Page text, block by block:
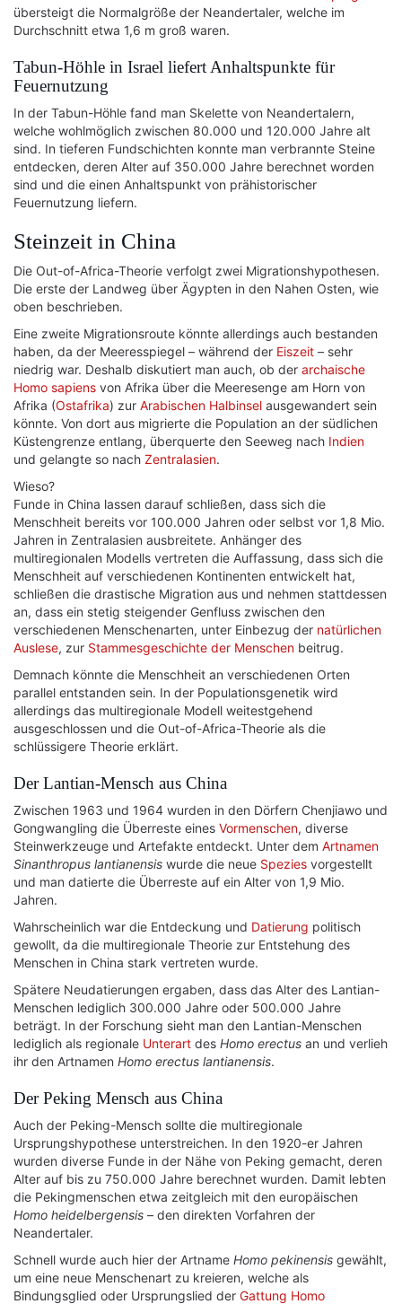
übersteigt die Normalgröße der Neandertaler, welche im
Durchschnitt etwa 1,6 m groß waren.
Tabun-Höhle in Israel liefert Anhaltspunkte für
Feuernutzung
In der Tabun-Höhle fand man Skelette von Neandertalern,
welche wohlmöglich zwischen 80.000 und 120.000 Jahre alt
sind. In tieferen Fundschichten konnte man verbrannte Steine
entdecken, deren Alter auf 350.000 Jahre berechnet worden
sind und die einen Anhaltspunkt von prähistorischer
Feuernutzung liefern.
Steinzeit in China
Die Out-of-Africa-Theorie verfolgt zwei Migrationshypothesen.
Die erste der Landweg über Ägypten in den Nahen Osten, wie
oben beschrieben.
Eine zweite Migrationsroute könnte allerdings auch bestanden
haben, da der Meeresspiegel – während der Eiszeit – sehr
niedrig war. Deshalb diskutiert man auch, ob der archaische
Homo sapiens von Afrika über die Meeresenge am Horn von
Afrika (Ostafrika) zur Arabischen Halbinsel ausgewandert sein
könnte. Von dort aus migrierte die Population an der südlichen
Küstengrenze entlang, überquerte den Seeweg nach Indien
und gelangte so nach Zentralasien.
Wieso?
Funde in China lassen darauf schließen, dass sich die
Menschheit bereits vor 100.000 Jahren oder selbst vor 1,8 Mio.
Jahren in Zentralasien ausbreitete. Anhänger des
multiregionalen Modells vertreten die Auffassung, dass sich die
Menschheit auf verschiedenen Kontinenten entwickelt hat,
schließen die drastische Migration aus und nehmen stattdessen
an, dass ein stetig steigender Genfluss zwischen den
verschiedenen Menschenarten, unter Einbezug der natürlichen
Auslese, zur Stammesgeschichte der Menschen beitrug.
Demnach könnte die Menschheit an verschiedenen Orten
parallel entstanden sein. In der Populationsgenetik wird
allerdings das multiregionale Modell weitestgehend
ausgeschlossen und die Out-of-Africa-Theorie als die
schlüssigere Theorie erklärt.
Der Lantian-Mensch aus China
Zwischen 1963 und 1964 wurden in den Dörfern Chenjiawo und
Gongwangling die Überreste eines Vormenschen, diverse
Steinwerkzeuge und Artefakte entdeckt. Unter dem Artnamen
Sinanthropus lantianensis wurde die neue Spezies vorgestellt
und man datierte die Überreste auf ein Alter von 1,9 Mio.
Jahren.
Wahrscheinlich war die Entdeckung und Datierung politisch
gewollt, da die multiregionale Theorie zur Entstehung des
Menschen in China stark vertreten wurde.
Spätere Neudatierungen ergaben, dass das Alter des Lantian-
Menschen lediglich 300.000 Jahre oder 500.000 Jahre
beträgt. In der Forschung sieht man den Lantian-Menschen
lediglich als regionale Unterart des Homo erectus an und verlieh
ihr den Artnamen Homo erectus lantianensis.
Der Peking Mensch aus China
Auch der Peking-Mensch sollte die multiregionale
Ursprungshypothese unterstreichen. In den 1920-er Jahren
wurden diverse Funde in der Nähe von Peking gemacht, deren
Alter auf bis zu 750.000 Jahre berechnet wurden. Damit lebten
die Pekingmenschen etwa zeitgleich mit den europäischen
Homo heidelbergensis – den direkten Vorfahren der
Neandertaler.
Schnell wurde auch hier der Artname Homo pekinensis gewählt,
um eine neue Menschenart zu kreieren, welche als
Bindungsglied oder Ursprungslied der Gattung Homo